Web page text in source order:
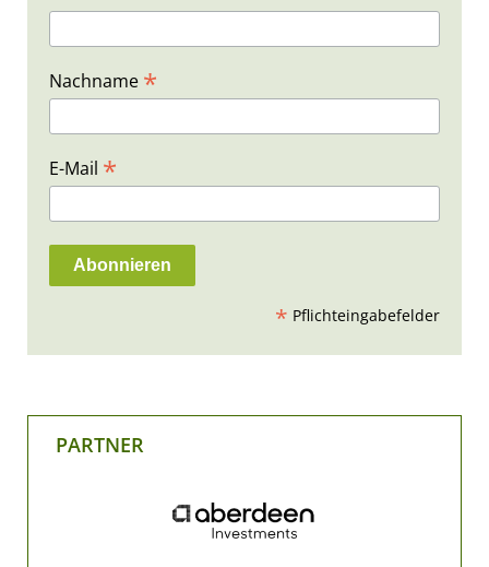
Nachname *
E-Mail *
* Pflichteingabefelder
PARTNER